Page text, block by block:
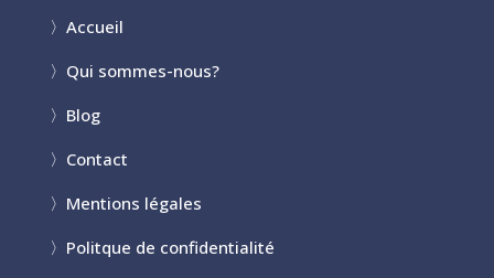
〉 Accueil
〉 Qui sommes-nous?
〉 Blog
〉 Contact
〉 Mentions légales
〉 Politque de confidentialité